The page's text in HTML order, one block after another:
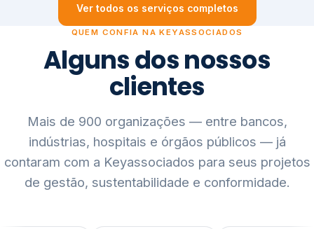
Ver todos os serviços completos
QUEM CONFIA NA KEYASSOCIADOS
Alguns dos nossos
clientes
Mais de 900 organizações — entre bancos,
indústrias, hospitais e órgãos públicos — já
contaram com a Keyassociados para seus projetos
de gestão, sustentabilidade e conformidade.